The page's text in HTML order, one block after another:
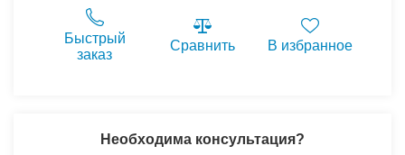
Быстрый
заказ
Сравнить В избранное
Необходима консультация?